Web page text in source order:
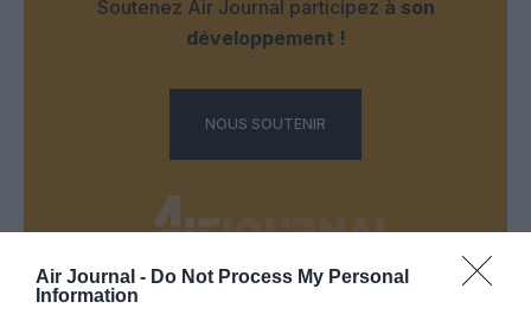
Air Journal - Do Not Process My Personal
Information
Soutenez Air Journal participez à son
développement !
NOUS SOUTENIR